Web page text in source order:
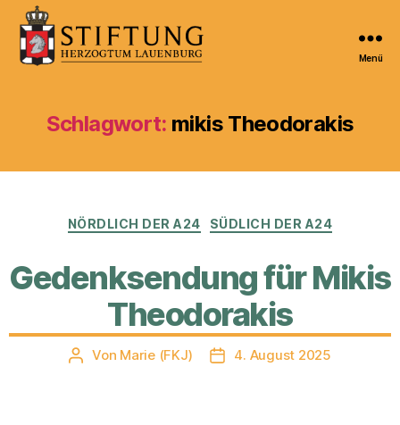
Stiftung
Herzogtum
Menü
Schlagwort: mikis Theodorakis
Kategorien
NÖRDLICH DER A24 SÜDLICH DER A24
Gedenksendung für Mikis
Theodorakis
Beitragsautor
Von Marie (FKJ) Veröffentlichungsdatum
4. August 2025